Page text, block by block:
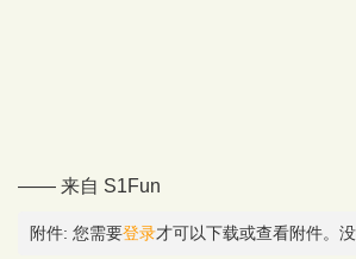
—— 来自 S1Fun
附件: 您需要登录才可以下载或查看附件。